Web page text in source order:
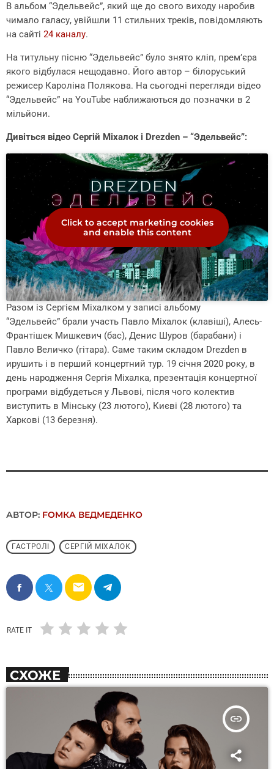
В альбом “Эдельвейс”, який ще до свого виходу наробив
чимало галасу, увійшли 11 стильних треків, повідомляють
на сайті 24 каналу.
На титульну пісню “Эдельвейс” було знято кліп, прем’єра
якого відбулася нещодавно. Його автор – білоруський
режисер Кароліна Полякова. На сьогодні перегляди відео
“Эдельвейс” на YouTube наближаються до позначки в 2
мільйони.
Дивіться відео Сергій Міхалок і Drezden – “Эдельвейс”:
Click to accept marketing cookies
and enable this content
Разом із Сергієм Міхалком у записі альбому
“Эдельвейс” брали участь Павло Міхалок (клавіші), Алесь-
Франтішек Мишкевич (бас), Денис Шуров (барабани) і
Павло Величко (гітара). Саме таким складом Drezden в​
ирушить і в перший концертний тур. 19 січня 2020 року, в
день народження Сергія Міхалка, презентація концертної
програми відбудеться у Львові, після чого колектив
виступить в Мінську (23 лютого), Києві (28 лютого) та
Харкові (13 березня).
АВТОР: FОMКА ВЕДМЕДЕНКО
ГАСТРОЛІ СЕРГІЙ МІХАЛОК
email
RATE IT
СХОЖЕ
insert_link